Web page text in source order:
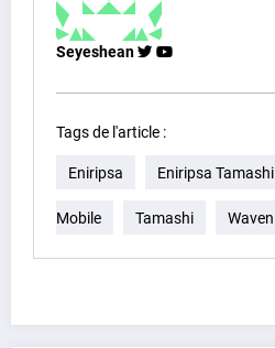
Seyeshean
Tags de l'article :
Eniripsa Eniripsa Tamashi
Mobile Tamashi Waven